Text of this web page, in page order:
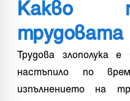
Какво
трудовата
Трудова злополука е
настъпило по
изпълнението на